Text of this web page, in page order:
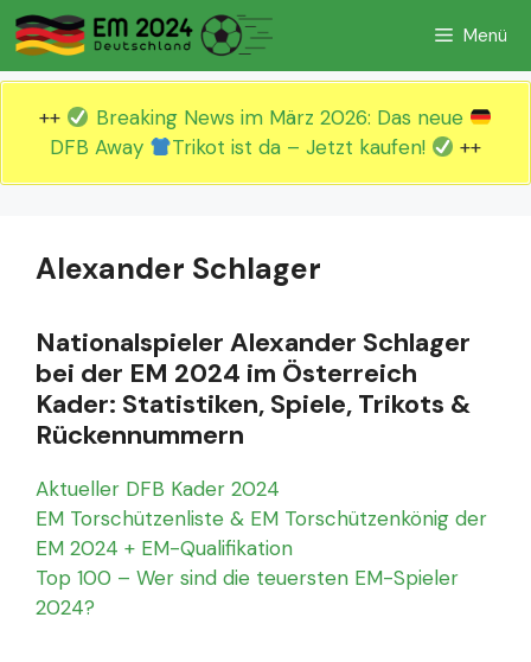
Zum
Inhalt
springen
Menü
++
Breaking News im März 2026: Das neue
DFB Away
Trikot ist da – Jetzt kaufen! ++
Alexander Schlager
Nationalspieler Alexander Schlager
bei der EM 2024 im Österreich
Kader: Statistiken, Spiele, Trikots &
Rückennummern
Aktueller DFB Kader 2024
EM Torschützenliste & EM Torschützenkönig der
EM 2024 + EM-Qualifikation
Top 100 – Wer sind die teuersten EM-Spieler
2024?